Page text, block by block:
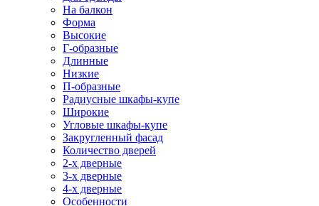
На балкон
Форма
Высокие
Г-образные
Длинные
Низкие
П-образные
Радиусные шкафы-купе
Широкие
Угловые шкафы-купе
Закругленный фасад
Количество дверей
2-х дверные
3-х дверные
4-х дверные
Особенности